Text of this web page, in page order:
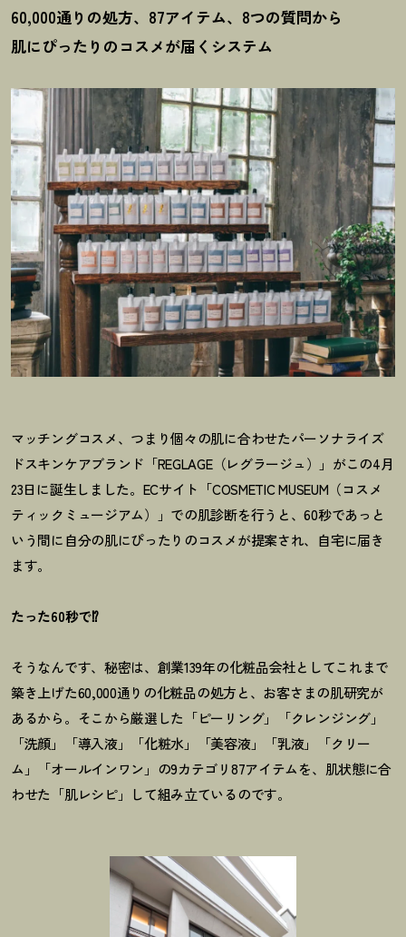
60,000通りの処方、87アイテム、8つの質問から
肌にぴったりのコスメが届くシステム
マッチングコスメ、つまり個々の肌に合わせたパーソナライズ
ドスキンケアブランド「REGLAGE（レグラージュ）」がこの4月
23日に誕生しました。ECサイト「COSMETIC MUSEUM（コスメ
ティックミュージアム）」での肌診断を行うと、60秒であっと
いう間に自分の肌にぴったりのコスメが提案され、自宅に届き
ます。
たった60秒で⁉
そうなんです、秘密は、創業139年の化粧品会社としてこれまで
築き上げた60,000通りの化粧品の処方と、お客さまの肌研究が
あるから。そこから厳選した「ピーリング」「クレンジング」
「洗顔」「導入液」「化粧水」「美容液」「乳液」「クリー
ム」「オールインワン」の9カテゴリ87アイテムを、肌状態に合
わせた「肌レシピ」して組み立ているのです。